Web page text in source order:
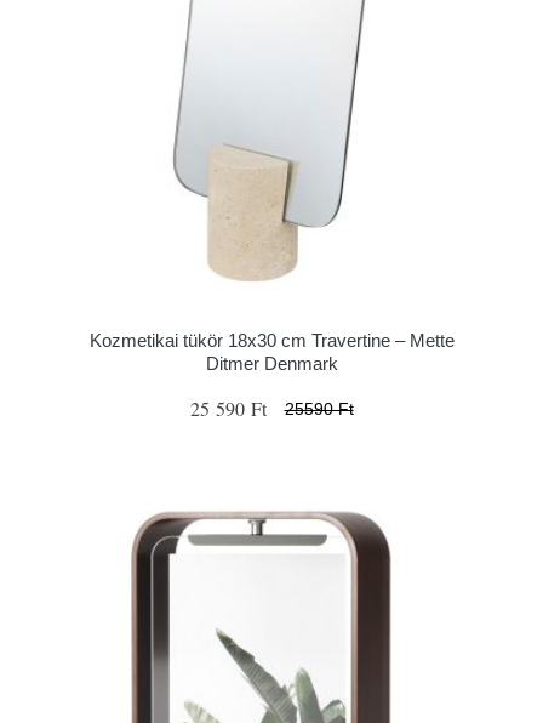
Kozmetikai tükör 18x30 cm Travertine – Mette
Ditmer Denmark
25 590 Ft 25590 Ft